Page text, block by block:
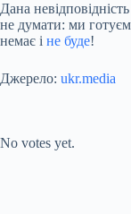
Дана
не думати: ми
немає і не буде!
Джерело: ukr.media
No votes yet.